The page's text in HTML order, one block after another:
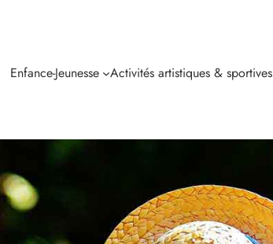
Enfance-Jeunesse Activités artistiques & sportives